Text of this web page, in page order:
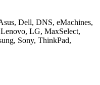
Dell, DNS, eMachines,
LG, MaxSelect,
Sony, ThinkPad,